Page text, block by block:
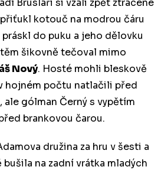
Bruslaři si vzali zpět ztracené
kotouč na modrou čáru
do puku a jeho dělovku
šikovně tečoval mimo
Nový. Hosté mohli bleskově
hojném počtu natlačili před
gólman Černý s vypětím
brankovou čarou.
družina za hru v šesti a
na zadní vrátka mladých